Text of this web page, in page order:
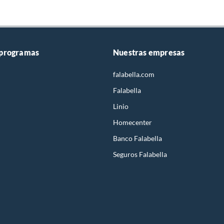
Nuestras empresas
falabella.com
Falabella
Linio
Homecenter
Banco Falabella
Seguros Falabella